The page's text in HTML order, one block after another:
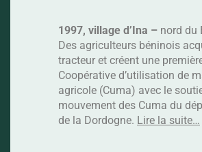
rentabilité et sa
fertilisation du
VOIR TOUS LES
1997, village d’Ina – nord du
Des agriculteurs béninois
tracteur et créent une
Coopérative d’utilisation de
agricole (Cuma) avec le
mouvement des Cuma du
de la Dordogne. Lire la suite…